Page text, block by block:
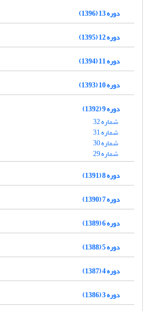
دوره 13 (1396)
دوره 12 (1395)
دوره 11 (1394)
دوره 10 (1393)
دوره 9 (1392)
شماره 32
شماره 31
شماره 30
شماره 29
دوره 8 (1391)
دوره 7 (1390)
دوره 6 (1389)
دوره 5 (1388)
دوره 4 (1387)
دوره 3 (1386)